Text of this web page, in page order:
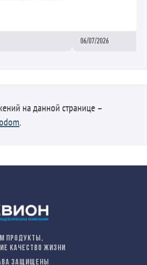
06/07/2026
на данной странице –
.
ПРОДУКТЫ,
КАЧЕСТВО ЖИЗНИ
ЗАЩИЩЕНЫ